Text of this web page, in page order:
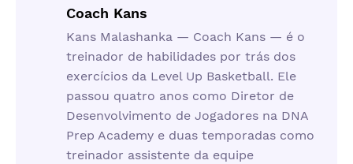
Coach Kans
Kans Malashanka — Coach Kans — é o
treinador de habilidades por trás dos
exercícios da Level Up Basketball. Ele
passou quatro anos como Diretor de
Desenvolvimento de Jogadores na DNA
Prep Academy e duas temporadas como
treinador assistente da equipe